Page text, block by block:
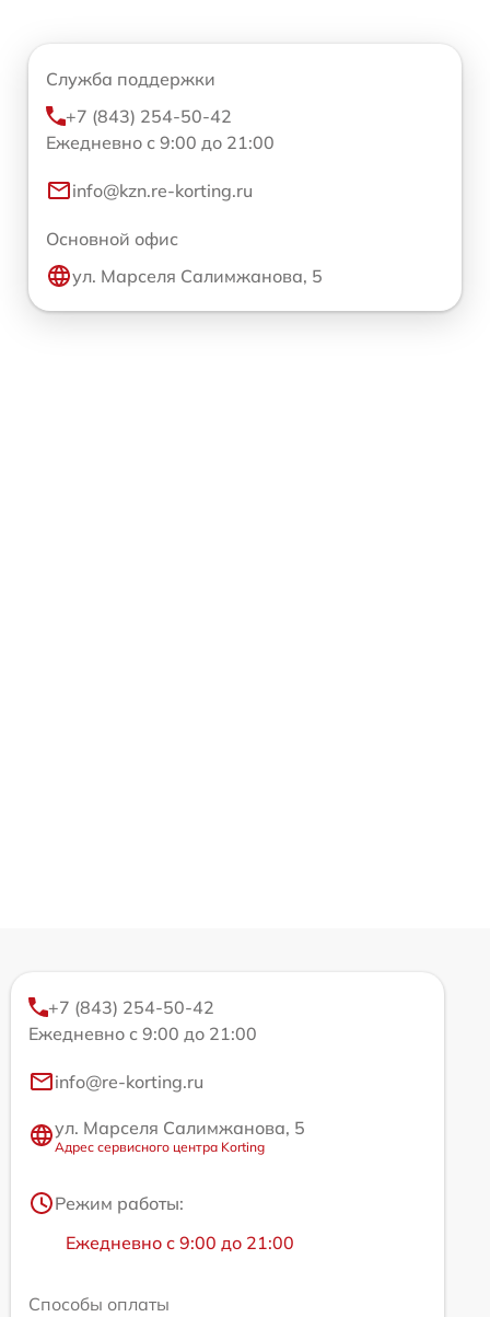
Служба поддержки
+7 (843) 254-50-42
Ежедневно с 9:00 до 21:00
info@kzn.re-korting.ru
Основной офис
ул. Марселя Салимжанова, 5
+7 (843) 254-50-42
Ежедневно с 9:00 до 21:00
info@re-korting.ru
ул. Марселя Салимжанова, 5
Адрес сервисного центра Korting
Режим работы:
Ежедневно с 9:00 до 21:00
Способы оплаты